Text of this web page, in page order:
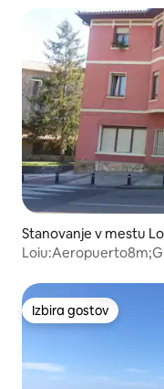
Stanovanje v mestu
Izbira gostov
Izbira gostov